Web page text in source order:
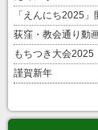
「えんにち2025」
荻窪・教会通り動
もちつき大会
謹賀新年